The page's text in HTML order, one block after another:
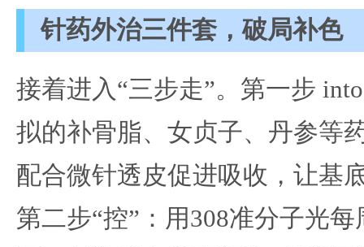
针药外治三件套，破局补色
接着进入“三步走”。第一步
拟的补骨脂、女贞子、丹参等
配合微针透皮促进吸收，让基
第二步“控”：用308准分子光